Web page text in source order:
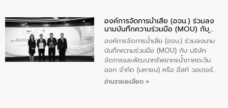
ชุมชนและการบำบัดน้ำเสียเบื้องต้น ให้กับ
นักเรียนชั้นประถมศึกษาปีที่ 5 โรงเรียน
เทศบาล 1 (พะเยาประชานุกูล) จำนวน 30
คน
องค์การจัดการน้ำเสีย (อจน.) ร่วมลง
นามบันทึกความร่วมมือ (MOU) กับ
บริษัท จัดการและพัฒนาทรัพยากรน้ำ
ภาคตะวันออก จำกัด (มหาชน) หรือ อีส
ท์ วอเตอร์
องค์การจัดการน้ำเสีย (อจน.) ร่วมลงนาม
บันทึกความร่วมมือ (MOU) กับ บริษัท
จัดการและพัฒนาทรัพยากรน้ำภาคตะวัน
ออก จำกัด (มหาชน) หรือ อีสท์ วอเตอร์
เมื่อวันอังคารที่ 4 สิงหาคม 2569 ณ ห้อง
อ่านรายละเอียด »